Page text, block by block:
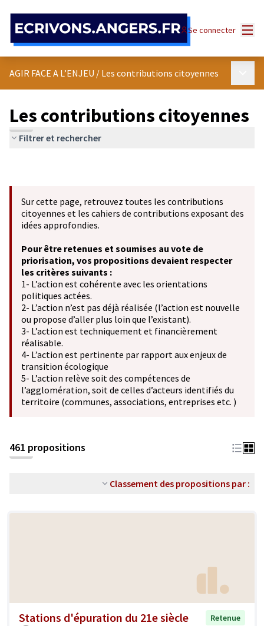
Se connecter
AGIR FACE A L’ENJEU / Les contributions citoyennes
Les contributions citoyennes
Filtrer et rechercher
Sur cette page, retrouvez toutes les contributions
citoyennes et les cahiers de contributions exposant des
idées approfondies.
Pour être retenues et soumises au vote de
priorisation, vos propositions devaient respecter
les critères suivants :
1- L’action est cohérente avec les orientations
politiques actées.
2- L’action n’est pas déjà réalisée (l’action est nouvelle
ou propose d’aller plus loin que l’existant).
3- L’action est techniquement et financièrement
réalisable.
4- L’action est pertinente par rapport aux enjeux de
transition écologique
5- L’action relève soit des compétences de
l’agglomération, soit de celles d’acteurs identifiés du
territoire (communes, associations, entreprises etc. )
461 propositions
Classement des propositions par :
Stations d'épuration du 21e siècle
Retenue